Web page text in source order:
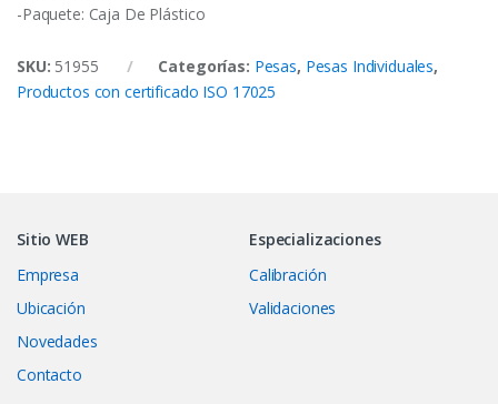
-Paquete: Caja De Plástico
SKU: 51955 Categorías: Pesas, Pesas Individuales,
Productos con certificado ISO 17025
Sitio WEB
Empresa
Ubicación
Novedades
Contacto
Especializaciones
Calibración
Validaciones